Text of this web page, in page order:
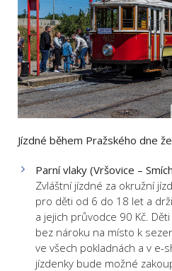
Jízdné během Pražského dne
Parní vlaky (Vršovice –
Zvláštní jízdné za okružní
pro děti od 6 do 18 let a
a jejich průvodce 90 Kč.
bez nároku na místo k
ve všech pokladnách a v e-
jízdenky bude možné